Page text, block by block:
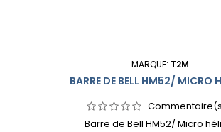
MARQUE: T2M
BARRE DE BELL HM52/ MICRO
Barre de Bell HM52/ Micro